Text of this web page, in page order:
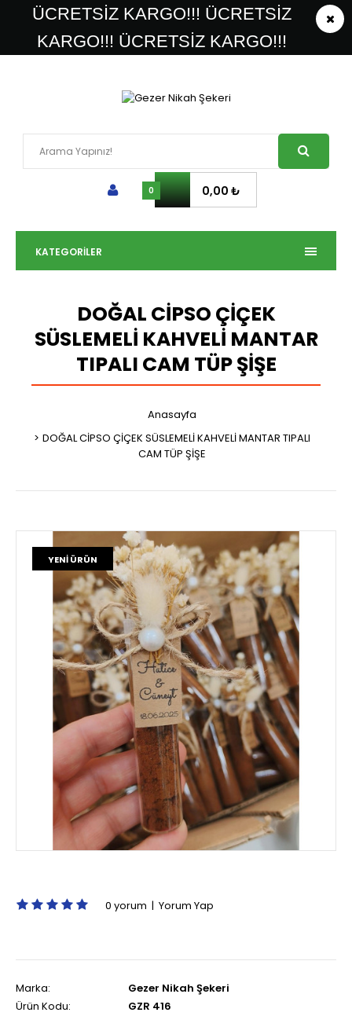
ÜCRETSİZ KARGO!!! ÜCRETSİZ
KARGO!!! ÜCRETSİZ KARGO!!!
0 0,00 ₺
KATEGORILER
DOĞAL CİPSO ÇİÇEK
SÜSLEMELİ KAHVELİ MANTAR
TIPALI CAM TÜP ŞİŞE
Anasayfa
DOĞAL CİPSO ÇİÇEK SÜSLEMELİ KAHVELİ MANTAR TIPALI
CAM TÜP ŞİŞE
YENI ÜRÜN
0 yorum | Yorum Yap
Marka:
Gezer Nikah Şekeri
Ürün Kodu:
GZR 416